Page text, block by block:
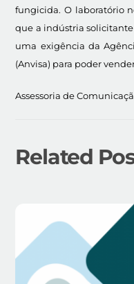
fungicida. O laboratório
que a indústria
uma exigência da
(Anvisa) para poder
Assessoria de
Related